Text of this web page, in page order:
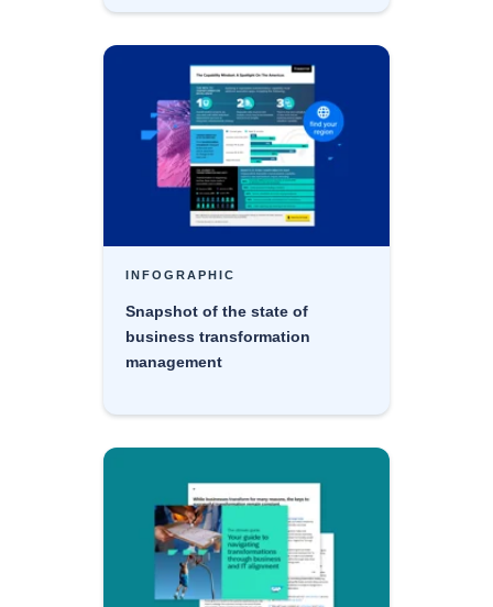
INFOGRAPHIC
Snapshot of the state of
business transformation
management